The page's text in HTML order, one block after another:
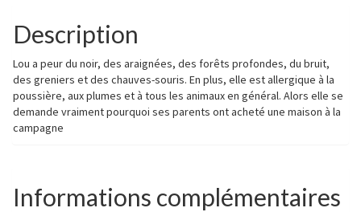
Description
Lou a peur du noir, des araignées, des forêts profondes, du bruit,
des greniers et des chauves-souris. En plus, elle est allergique à la
poussière, aux plumes et à tous les animaux en général. Alors elle se
demande vraiment pourquoi ses parents ont acheté une maison à la
campagne
Informations complémentaires